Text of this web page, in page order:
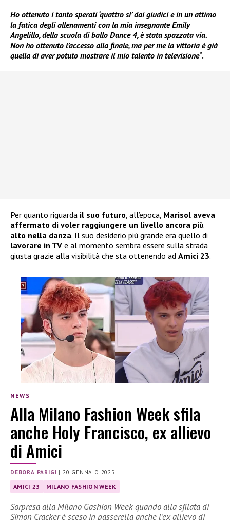
Ho ottenuto i tanto sperati ‘quattro sì’ dai giudici e in un attimo
la fatica degli allenamenti con la mia insegnante Emily
Angelillo, della scuola di ballo Dance 4, è stata spazzata via.
Non ho ottenuto l’accesso alla finale, ma per me la vittoria è già
quella di aver potuto mostrare il mio talento in televisione“.
Per quanto riguarda il suo futuro, all’epoca, Marisol aveva
affermato di voler raggiungere un livello ancora più
alto nella danza. Il suo desiderio più grande era quello di
lavorare in TV e al momento sembra essere sulla strada
giusta grazie alla visibilità che sta ottenendo ad Amici 23.
NEWS
Alla Milano Fashion Week sfila
anche Holy Francisco, ex allievo
di Amici
DEBORA PARIGI | 20 GENNAIO 2025
AMICI 23 MILANO FASHION WEEK
Sorpresa alla Milano Gashion Week quando alla sfilata di
Simon Cracker è sceso in passerella anche l’ex allievo di